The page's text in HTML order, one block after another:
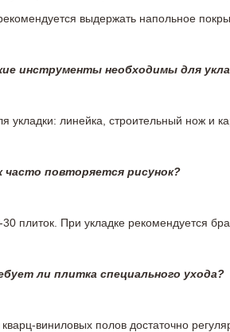
выдержать напольное
инструменты необходимы для
укладки: линейка, строительный нож и
часто повторяется рисунок?
плиток. При укладке рекомендуется
ли плитка специального ухода?
виниловых полов достаточно